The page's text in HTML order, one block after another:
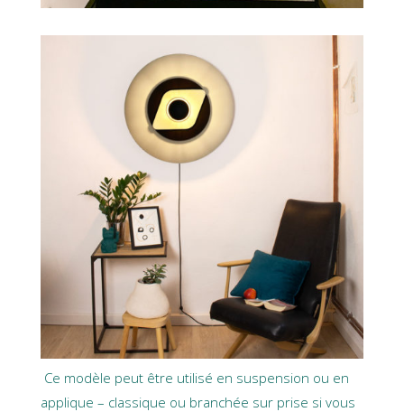
Ce modèle peut être utilisé en suspension ou en
applique – classique ou branchée sur prise si vous